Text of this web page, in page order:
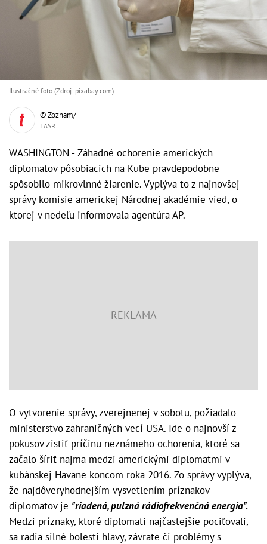
Ilustračné foto (Zdroj: pixabay.com)
© Zoznam/
TASR
WASHINGTON - Záhadné ochorenie amerických
diplomatov pôsobiacich na Kube pravdepodobne
spôsobilo mikrovlnné žiarenie. Vyplýva to z najnovšej
správy komisie americkej Národnej akadémie vied, o
ktorej v nedeľu informovala agentúra AP.
O vytvorenie správy, zverejnenej v sobotu, požiadalo
ministerstvo zahraničných vecí USA. Ide o najnovší z
pokusov zistiť príčinu neznámeho ochorenia, ktoré sa
začalo šíriť najmä medzi americkými diplomatmi v
kubánskej Havane koncom roka 2016. Zo správy vyplýva,
že najdôveryhodnejším vysvetlením príznakov
diplomatov je "riadená, pulzná rádiofrekvenčná energia".
Medzi príznaky, ktoré diplomati najčastejšie pociťovali,
sa radia silné bolesti hlavy, závrate či problémy s